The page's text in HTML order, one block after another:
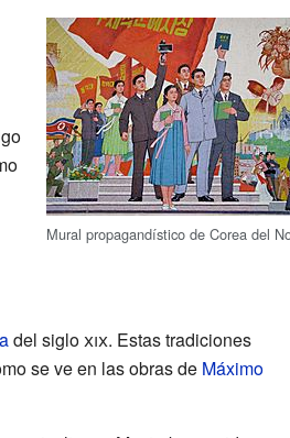
Mural propagandístico de Corea del
del sigloxix. Estas tradiciones
se ve en las obras de Máximo